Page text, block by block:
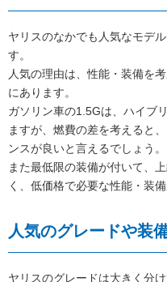
ヤリスのなかでも人気なモデ
す。
人気の理由は、性能・装備を
にあります。
ガソリン車の1.5Gは、ハイブ
ますが、燃費の差を考えると
ンスが良いと言えるでしょう。
また最低限の装備が付いて、
く、低価格で必要な性能・装備
人気のグレードや装
ヤリスのグレードは大きく分